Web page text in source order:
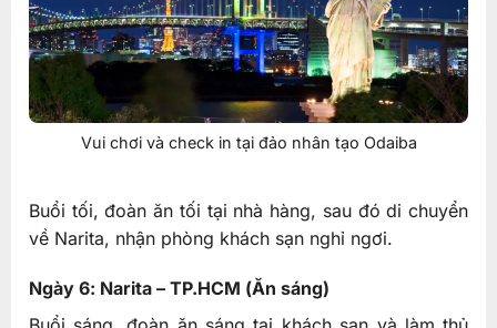
Vui chơi và check in tại đảo nhân tạo Odaiba
Buổi tối, đoàn ăn tối tại nhà hàng, sau đó di chuyển
về Narita, nhận phòng khách sạn nghỉ ngơi.
Ngày 6: Narita – TP.HCM (Ăn sáng)